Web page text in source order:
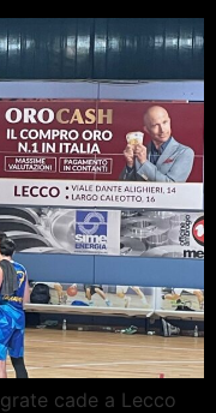
cade a Lecco